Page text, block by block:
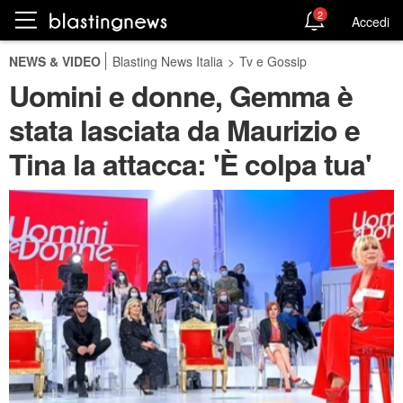
2 Accedi
NEWS & VIDEO Blasting News Italia > Tv e Gossip
Uomini e donne, Gemma è
stata lasciata da Maurizio e
Tina la attacca: 'È colpa tua'